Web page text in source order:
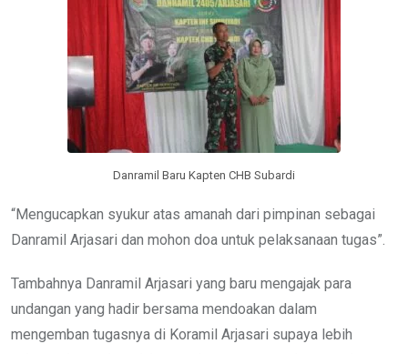
Danramil Baru Kapten CHB Subardi
“Mengucapkan syukur atas amanah dari pimpinan sebagai
Danramil Arjasari dan mohon doa untuk pelaksanaan tugas”.
Tambahnya Danramil Arjasari yang baru mengajak para
undangan yang hadir bersama mendoakan dalam
mengemban tugasnya di Koramil Arjasari supaya lebih